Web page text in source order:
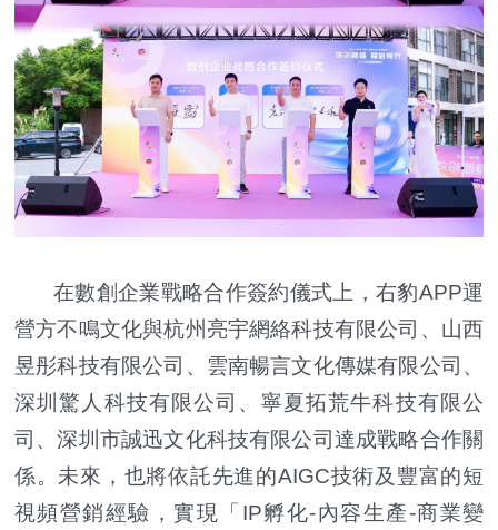
在數創企業戰略合作簽約儀式上，右豹APP運
營方不鳴文化與杭州亮宇網絡科技有限公司、山西
昱彤科技有限公司、雲南暢言文化傳媒有限公司、
深圳驚人科技有限公司、寧夏拓荒牛科技有限公
司、深圳市誠迅文化科技有限公司達成戰略合作關
係。未來，也將依託先進的AIGC技術及豐富的短
視頻營銷經驗，實現「IP孵化-內容生產-商業變